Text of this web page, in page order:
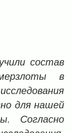
состав
в
для нашей
Согласно